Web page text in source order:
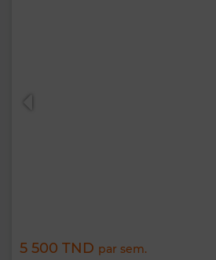
5 500 TND par sem.